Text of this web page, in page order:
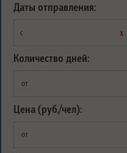
Даты отправления:
с х
Количество дней:
от
Цена (руб./чел):
от